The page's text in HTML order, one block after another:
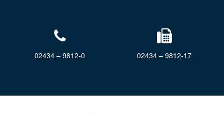
02434 – 9812-0 02434 – 9812-17